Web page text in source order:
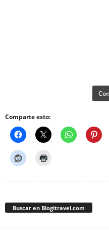
Comparte esto:
Buscar en Blogitravel.com